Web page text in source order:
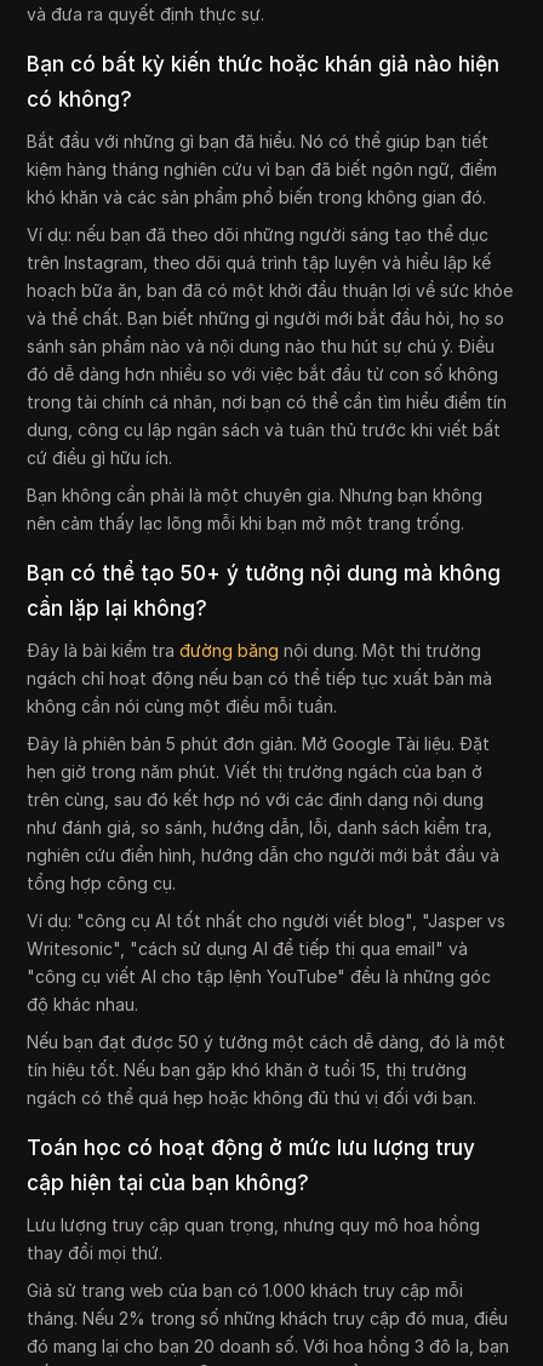
và đưa ra quyết định thực sự.
Bạn có bất kỳ kiến thức hoặc khán giả nào hiện
có không?
Bắt đầu với những gì bạn đã hiểu. Nó có thể giúp bạn tiết
kiệm hàng tháng nghiên cứu vì bạn đã biết ngôn ngữ, điểm
khó khăn và các sản phẩm phổ biến trong không gian đó.
Ví dụ: nếu bạn đã theo dõi những người sáng tạo thể dục
trên Instagram, theo dõi quá trình tập luyện và hiểu lập kế
hoạch bữa ăn, bạn đã có một khởi đầu thuận lợi về sức khỏe
và thể chất. Bạn biết những gì người mới bắt đầu hỏi, họ so
sánh sản phẩm nào và nội dung nào thu hút sự chú ý. Điều
đó dễ dàng hơn nhiều so với việc bắt đầu từ con số không
trong tài chính cá nhân, nơi bạn có thể cần tìm hiểu điểm tín
dụng, công cụ lập ngân sách và tuân thủ trước khi viết bất
cứ điều gì hữu ích.
Bạn không cần phải là một chuyên gia. Nhưng bạn không
nên cảm thấy lạc lõng mỗi khi bạn mở một trang trống.
Bạn có thể tạo 50+ ý tưởng nội dung mà không
cần lặp lại không?
Đây là bài kiểm trađường băng nội dung. Một thị trường
ngách chỉ hoạt động nếu bạn có thể tiếp tục xuất bản mà
không cần nói cùng một điều mỗi tuần.
Đây là phiên bản 5 phút đơn giản. Mở Google Tài liệu. Đặt
hẹn giờ trong năm phút. Viết thị trường ngách của bạn ở
trên cùng, sau đó kết hợp nó với các định dạng nội dung
như đánh giá, so sánh, hướng dẫn, lỗi, danh sách kiểm tra,
nghiên cứu điển hình, hướng dẫn cho người mới bắt đầu và
tổng hợp công cụ.
Ví dụ: "công cụ AI tốt nhất cho người viết blog", "Jasper vs
Writesonic", "cách sử dụng AI để tiếp thị qua email" và
"công cụ viết AI cho tập lệnh YouTube" đều là những góc
độ khác nhau.
Nếu bạn đạt được 50 ý tưởng một cách dễ dàng, đó là một
tín hiệu tốt. Nếu bạn gặp khó khăn ở tuổi 15, thị trường
ngách có thể quá hẹp hoặc không đủ thú vị đối với bạn.
Toán học có hoạt động ở mức lưu lượng truy
cập hiện tại của bạn không?
Lưu lượng truy cập quan trọng, nhưng quy mô hoa hồng
thay đổi mọi thứ.
Giả sử trang web của bạn có 1.000 khách truy cập mỗi
tháng. Nếu 2% trong số những khách truy cập đó mua, điều
đó mang lại cho bạn 20 doanh số. Với hoa hồng 3 đô la, bạn